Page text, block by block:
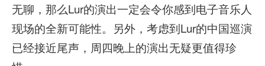
无聊，那么Lur的演出一定会令你感到电子音乐人
现场的全新可能性。另外，考虑到Lur的中国巡演
已经接近尾声，周四晚上的演出无疑更值得珍